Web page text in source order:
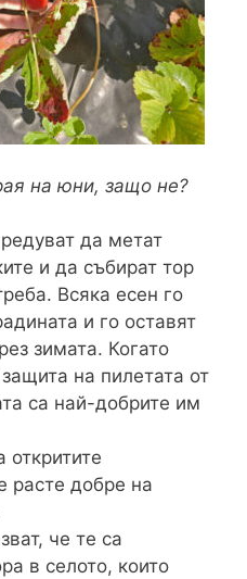
на юни, защо не?
да метат
и да събират тор
Всяка есен го
и го оставят
зимата. Когато
на пилетата от
са най-добрите им
откритите
расте добре на
че те са
в селото, които